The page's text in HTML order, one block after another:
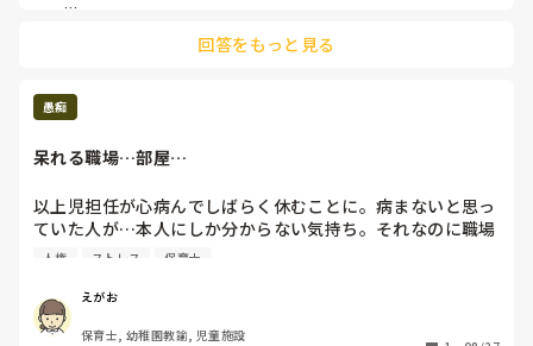
で内部告発したこともありました。でも、トップが園長なので
その他にも、日々の言動などを録音して労働局に持って行った
先生もいました。その対象の先生（パワハラをした側）は異動
園内の狭い世界なので、他の人に気づかれにくい部分ではある
どんなに人が不足していても、パワハラや虐待は許されませ
ん。つっちさんが心を病んでしまう今の現状が少しでも変われ
ばと思います😣
回答をもっと見る
愚痴
呆れる職場…部屋…
以上児担任が心病んでしばらく休むことに。病まないと思っ
ていた人が…本人にしか分からない気持ち。それなのに職場
は勝手に「辞めるんじゃない？」や「戻ってこんやろ！」と
って思った私。
部屋は障害児差別してるし！１０月の運動会　加配児とグレ
人権 ストレス 保育士
えがお
保育士, 幼稚園教諭, 児童施設